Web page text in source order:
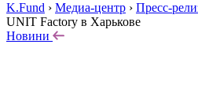
K.Fund › Медиа-центр › Пресс-
UNIT Factory в Харькове
Новини